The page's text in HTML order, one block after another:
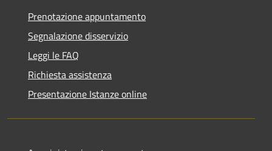
Prenotazione appuntamento
Segnalazione disservizio
Leggi le FAQ
Richiesta assistenza
Presentazione Istanze online